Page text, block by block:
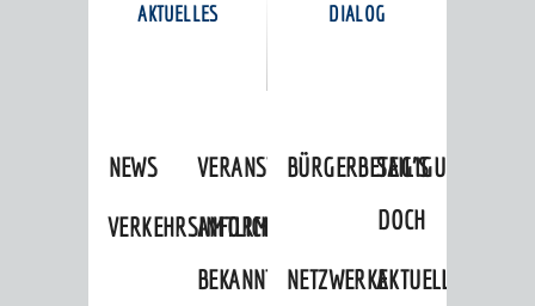
AKTUELLES
NEWS
VERANSTALTUNGSKALENDER
VERKEHRSINFORMATIONEN
AMTLICHE
BEKANNTMACHUNGEN
DIALOG
BÜRGERBETEILIGUNG
SAG'S
DOCH
NETZWERKEAKTUELLE
KARRIEREPORTAL